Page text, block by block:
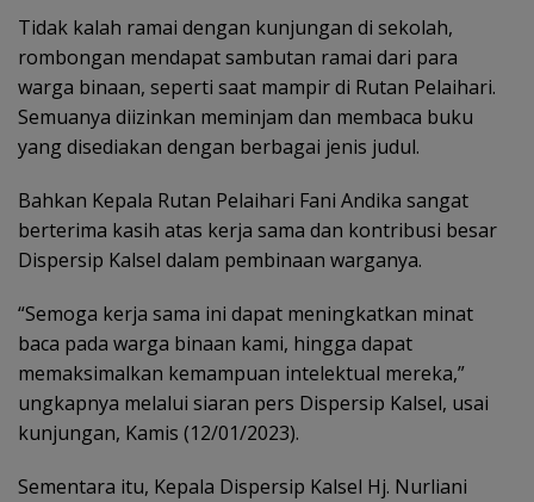
Tidak kalah ramai dengan kunjungan di sekolah,
rombongan mendapat sambutan ramai dari para
warga binaan, seperti saat mampir di Rutan Pelaihari.
Semuanya diizinkan meminjam dan membaca buku
yang disediakan dengan berbagai jenis judul.
Bahkan Kepala Rutan Pelaihari Fani Andika sangat
berterima kasih atas kerja sama dan kontribusi besar
Dispersip Kalsel dalam pembinaan warganya.
“Semoga kerja sama ini dapat meningkatkan minat
baca pada warga binaan kami, hingga dapat
memaksimalkan kemampuan intelektual mereka,”
ungkapnya melalui siaran pers Dispersip Kalsel, usai
kunjungan, Kamis (12/01/2023).
Sementara itu, Kepala Dispersip Kalsel Hj. Nurliani